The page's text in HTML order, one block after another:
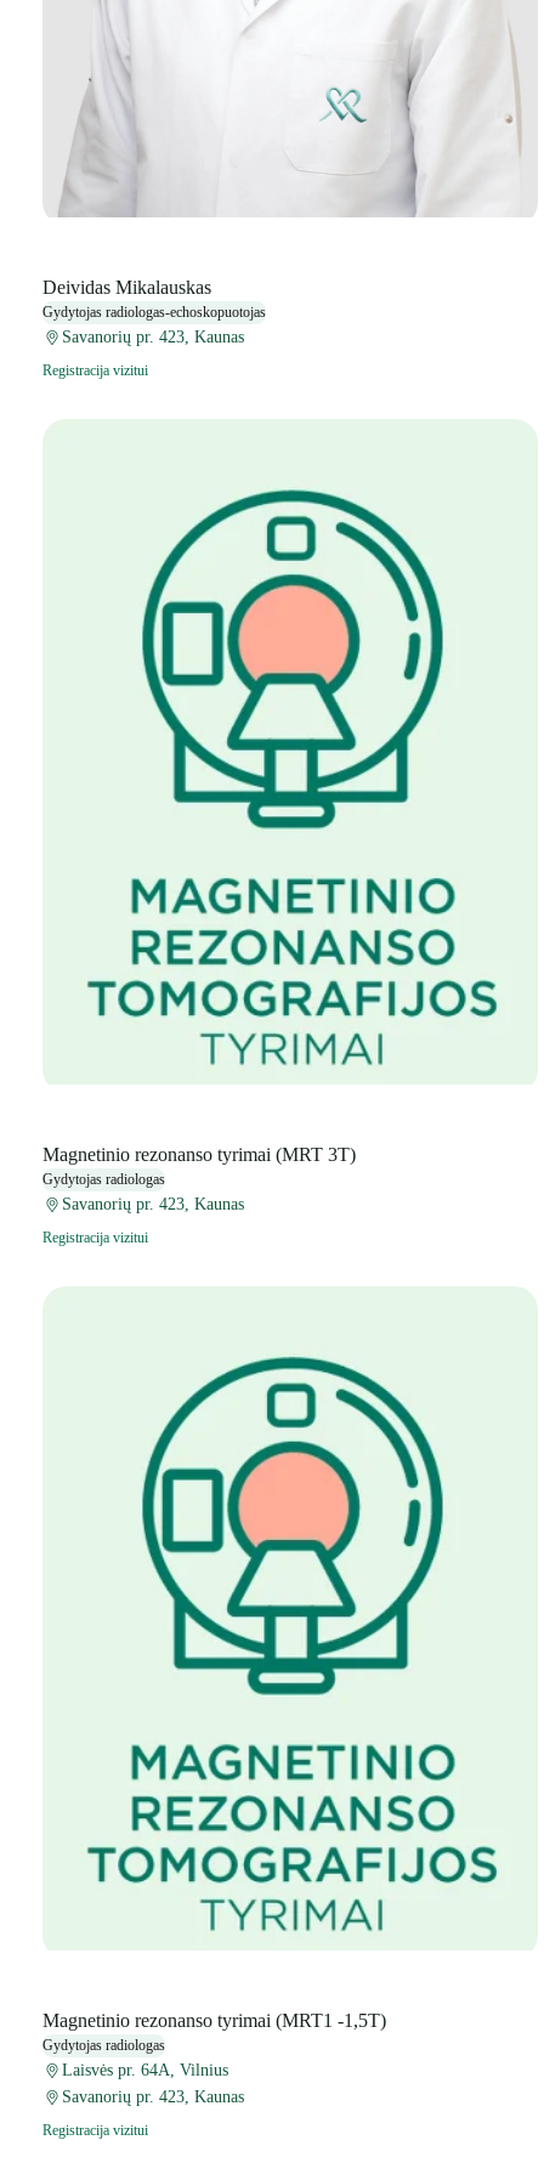
Deividas Mikalauskas
Gydytojas radiologas-echoskopuotojas
Savanorių pr. 423, Kaunas
Registracija vizitui
Magnetinio rezonanso tyrimai (MRT 3T)
Gydytojas radiologas
Savanorių pr. 423, Kaunas
Registracija vizitui
Magnetinio rezonanso tyrimai (MRT1 -1,5T)
Gydytojas radiologas
Laisvės pr. 64A, Vilnius
Savanorių pr. 423, Kaunas
Registracija vizitui